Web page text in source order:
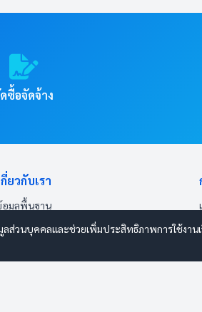
ซื้อจัดจ้าง
กี่ยวกับเรา
อมูลพื้นฐาน
รงสร้างองค์กร
วนบุคคลและช่วยเพิ่มประสิทธิภาพการใช้งาน